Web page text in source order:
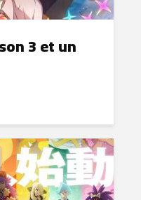
3 et un